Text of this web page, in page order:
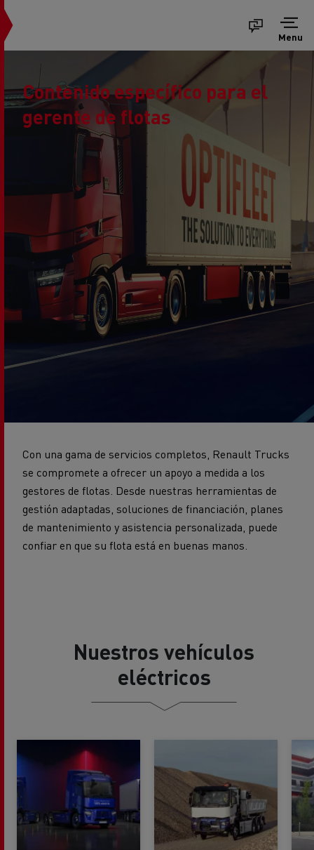
Menu
Contenido específico para el
gerente de flotas
Con una gama de servicios completos, Renault Trucks
se compromete a ofrecer un apoyo a medida a los
gestores de flotas. Desde nuestras herramientas de
gestión adaptadas, soluciones de financiación, planes
de mantenimiento y asistencia personalizada, puede
confiar en que su flota está en buenas manos.
Nuestros vehículos
eléctricos